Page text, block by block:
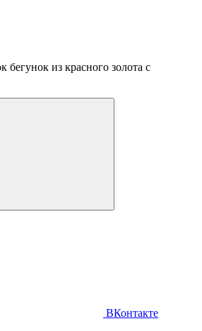
бегунок из красного золота с
ВКонтакте